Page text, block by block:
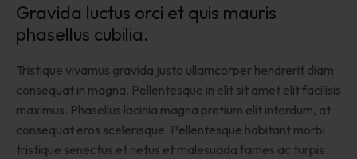
Gravida luctus orci et quis mauris
phasellus cubilia.
Tristique vivamus gravida justo ullamcorper hendrerit diam
consequat in magna. Pellentesque in elit sit amet elit facilisis
maximus. Phasellus lacinia magna pretium elit interdum, at
consequat eros scelerisque. Pellentesque habitant morbi
tristique senectus et netus et malesuada fames ac turpis